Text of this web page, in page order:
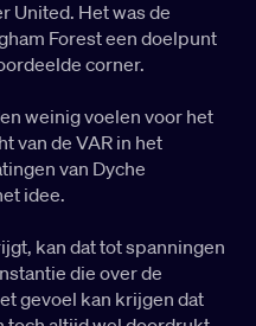
United. Het was de
Forest een doelpunt
corner.
weinig voelen voor het
van de VAR in het
van Dyche
idee.
kan dat tot spanningen
die over de
gevoel kan krijgen dat